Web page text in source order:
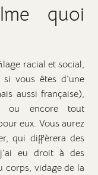
quoi
racial et social,
vous êtes d’une
aussi française),
ou encore tout
eux. Vous aurez
qui diffèrera des
eu droit à des
corps, vidage de la